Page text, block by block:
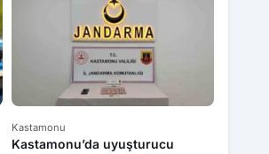
Kastamonu
Kastamonu’da uyuşturucu